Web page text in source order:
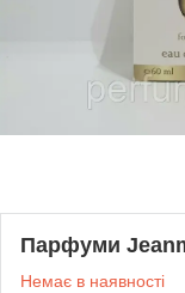
Парфуми
Немає в наявності